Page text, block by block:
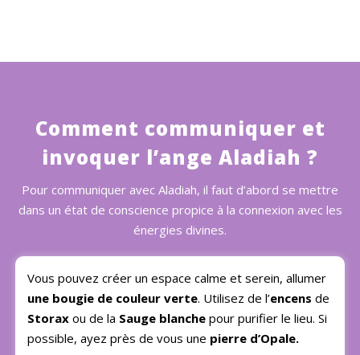
Comment communiquer et
invoquer l’ange Aladiah ?
Pour communiquer avec Aladiah, il faut d’abord se mettre
dans un état de conscience propice à la connexion avec les
énergies divines.
Vous pouvez créer un espace calme et serein, allumer
une bougie de couleur verte. Utilisez de l’encens de
Storax ou de la Sauge blanche pour purifier le lieu. Si
possible, ayez près de vous une pierre d’Opale.